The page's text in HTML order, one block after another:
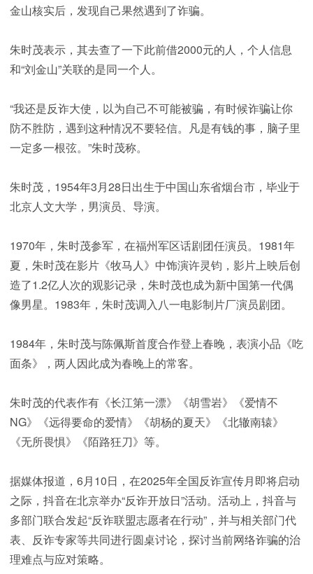
金山核实后，发现自己果然遇到了诈骗。
朱时茂表示，其去查了一下此前借2000元的人，个人信息
和“刘金山”关联的是同一个人。
“我还是反诈大使，以为自己不可能被骗，有时候诈骗让你
防不胜防，遇到这种情况不要轻信。凡是有钱的事，脑子里
一定多一根弦。”朱时茂称。
朱时茂，1954年3月28日出生于中国山东省烟台市，毕业于
北京人文大学，男演员、导演。
1970年，朱时茂参军，在福州军区话剧团任演员。1981年
夏，朱时茂在影片《牧马人》中饰演许灵钧，影片上映后创
造了1.2亿人次的观影记录，朱时茂也成为新中国第一代偶
像男星。1983年，朱时茂调入八一电影制片厂演员剧团。
1984年，朱时茂与陈佩斯首度合作登上春晚，表演小品《吃
面条》，两人因此成为春晚上的常客。
朱时茂的代表作有《长江第一漂》《胡雪岩》《爱情不
NG》《远得要命的爱情》《胡杨的夏天》《北辙南辕》
《无所畏惧》《陌路狂刀》等。
据媒体报道，6月10日，在2025年全国反诈宣传月即将启动
之际，抖音在北京举办“反诈开放日”活动。活动上，抖音与
多部门联合发起“反诈联盟志愿者在行动”，并与相关部门代
表、反诈专家等共同进行圆桌讨论，探讨当前网络诈骗的治
理难点与应对策略。